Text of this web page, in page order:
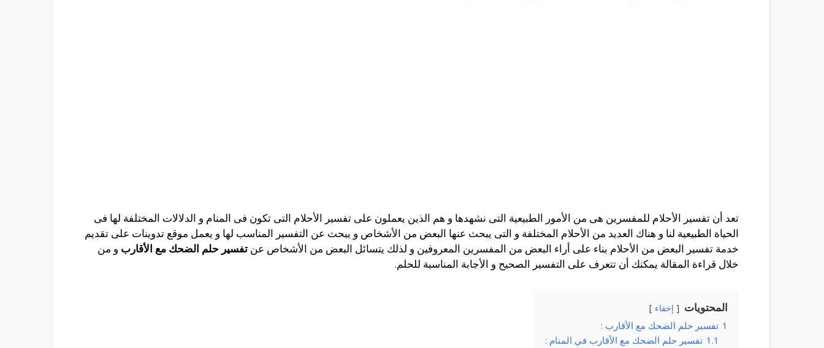
تعد أن تفسير الأحلام للمفسرين هى من الأمور الطبيعية التى نشهدها و هم الذين يعملون على تفسير الأحلام التى تكون فى المنام و الدلالات المختلفة لها فى
الحياة الطبيعية لنا و هناك العديد من الأحلام المختلفة و التى يبحث عنها البعض من الأشخاص و يبحث عن التفسير المناسب لها و يعمل موقع تدوينات على تقديم
خدمة تفسير البعض من الأحلام بناء على أراء البعض من المفسرين المعروفين و لذلك يتسائل البعض من الأشخاص عن تفسير حلم الضحك مع الأقارب و من
خلال قراءة المقالة يمكنك أن تتعرف على التفسير الصحيح و الأجابة المناسبة للحلم.
المحتويات إخفاء
1 تفسير حلم الضحك مع الأقارب :
1.1 تفسير حلم الضحك مع الأقارب في المنام :